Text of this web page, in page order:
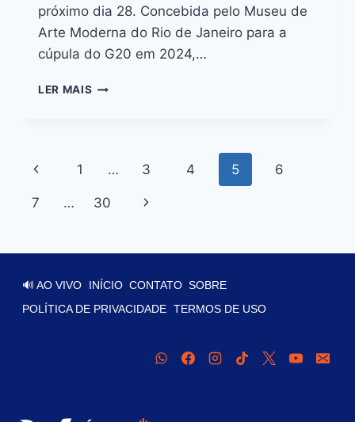
próximo dia 28. Concebida pelo Museu de
Arte Moderna do Rio de Janeiro para a
cúpula do G20 em 2024,…
LER MAIS
1 … 3 4 5 6
7 … 30
🔊 AO VIVO INÍCIO CONTATO SOBRE
POLÍTICA DE PRIVACIDADE TERMOS DE USO